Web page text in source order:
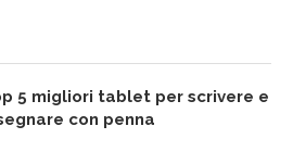
5 migliori tablet per scrivere e
con penna